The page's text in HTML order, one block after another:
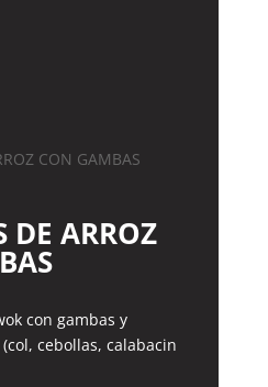
DE ARROZ
con gambas y
cebollas, calabacin